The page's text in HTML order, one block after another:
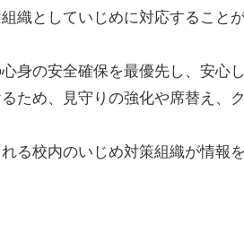
織としていじめに対応すること
身の安全確保を最優先し、安心
ため、見守りの強化や席替え
る校内のいじめ対策組織が情報